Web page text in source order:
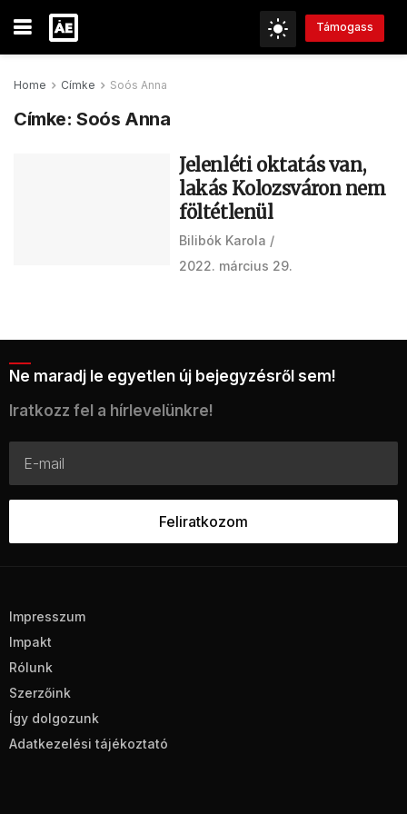
Támogass
Home Címke Soós Anna
Címke:Soós Anna
Jelenléti oktatás van,
lakás Kolozsváron nem
föltétlenül
Bilibók Karola
2022. március 29.
Ne maradj le egyetlen új bejegyzésről sem!
Iratkozz fel a hírlevelünkre!
Impresszum
Impakt
Rólunk
Szerzőink
Így dolgozunk
Adatkezelési tájékoztató